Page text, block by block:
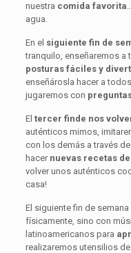
nuestra comida favorita
agua.
En el siguiente fin de
tranquilo, enseñaremos a
posturas fáciles y
enseñárosla hacer a
jugaremos con
El tercer finde nos
auténticos mimos,
con los demás a través
hacer nuevas recetas
volver unos auténticos
casa!
El siguiente fin de semana
físicamente, sino con
latinoamericanos para
realizaremos utensilios